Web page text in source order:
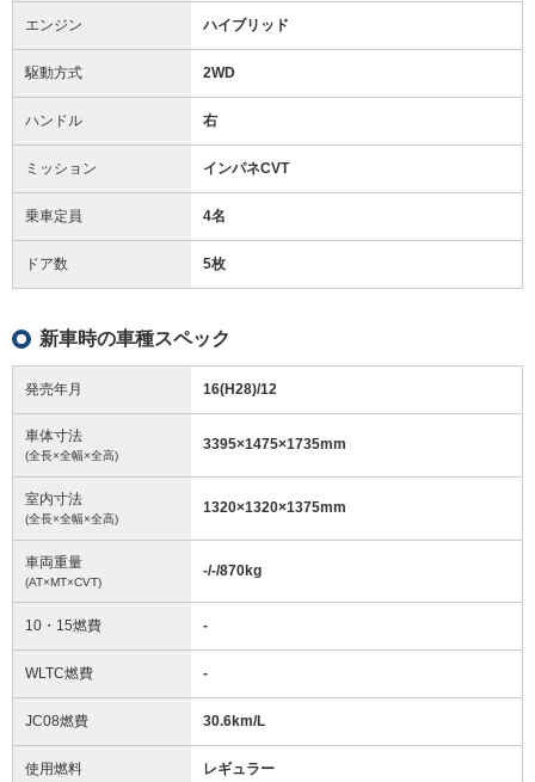
エンジン ハイブリッド
駆動方式 2WD
ハンドル 右
ミッション インパネCVT
乗車定員 4名
ドア数 5枚
新車時の車種スペック
発売年月 16(H28)/12
車体寸法
(全長×全幅×全高)
3395×1475×1735mm
室内寸法
(全長×全幅×全高)
1320×1320×1375mm
車両重量
(AT×MT×CVT)
-/-/870kg
10・15燃費 -
WLTC燃費 -
JC08燃費 30.6km/L
使用燃料 レギュラー